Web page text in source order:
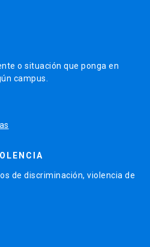
o situación que ponga en
campus.
de discriminación, violencia de